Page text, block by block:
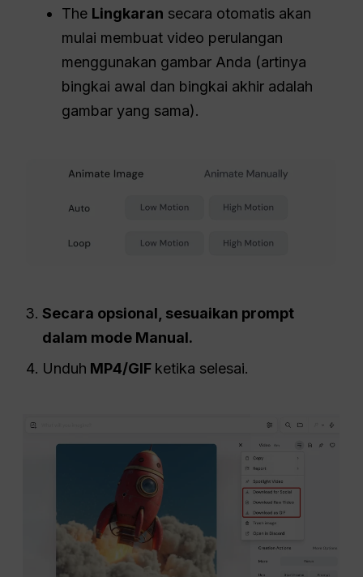
The Lingkaran secara otomatis akan
mulai membuat video perulangan
menggunakan gambar Anda (artinya
bingkai awal dan bingkai akhir adalah
gambar yang sama).
Secara opsional, sesuaikan prompt
dalam mode Manual.
Unduh MP4/GIF ketika selesai.